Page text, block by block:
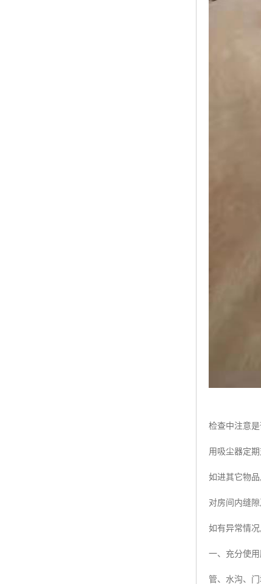
检查中注意
用吸尘器定
如进其它物
对房间内缝
如有异常情
一、充分使
管、水沟、